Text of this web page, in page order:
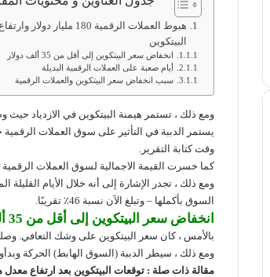
هبوط العملات الرقمية 180 مليار
البيتكوين
انخفاض ​​سعر البيتكوين إلى أقل من 35 ألف دولار
أيام صعبة على العملات الرقمية البديلة
سبب انخفاض سعر البيتكوين والعملات الرقمية
ومع ذلك ، تستمر هيمنة البيتكوين في الازدياد حيث وصلت وقت
وقت كتابة التقرير.
كما خسرت القيمة الاجمالية لسوق العملات الرقمية أكثر من 180 مليار دولار منذ
السوق بأكملها – وتبلغ الآن نسبة 46٪ تقريبًا.
انخفاض ​​سعر البيتكوين إلى أقل من 35 ألف دولار
بالأمس ، كان سعر البيتكوين على وشك التعافي. وصلت إلى أعلى
ومع ذلك ، سيطر الدببة (السوق الهابط) الحركة
مقالة ذات صلة :توقعات البيتكوين بعد ارتفاع معدل